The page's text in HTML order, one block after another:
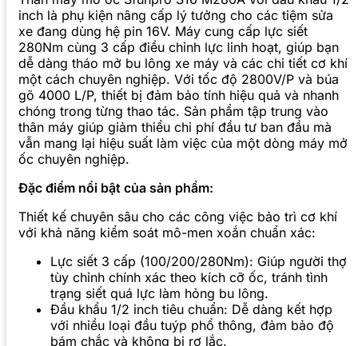
inch là phụ kiện nâng cấp lý tưởng cho các tiệm sửa
xe đang dùng hệ pin 16V. Máy cung cấp lực siết
280Nm cùng 3 cấp điều chỉnh lực linh hoạt, giúp bạn
dễ dàng tháo mở bu lông xe máy và các chi tiết cơ khí
một cách chuyên nghiệp. Với tốc độ 2800V/P và búa
gõ 4000 L/P, thiết bị đảm bảo tính hiệu quả và nhanh
chóng trong từng thao tác. Sản phẩm tập trung vào
thân máy giúp giảm thiểu chi phí đầu tư ban đầu mà
vẫn mang lại hiệu suất làm việc của một dòng máy mở
ốc chuyên nghiệp.
Đặc điểm nổi bật của sản phẩm:
Thiết kế chuyên sâu cho các công việc bảo trì cơ khí
với khả năng kiểm soát mô-men xoắn chuẩn xác:
Lực siết 3 cấp (100/200/280Nm): Giúp người thợ
tùy chỉnh chính xác theo kích cỡ ốc, tránh tình
trạng siết quá lực làm hỏng bu lông.
Đầu khẩu 1/2 inch tiêu chuẩn: Dễ dàng kết hợp
với nhiều loại đầu tuýp phổ thông, đảm bảo độ
bám chắc và không bị rơ lắc.